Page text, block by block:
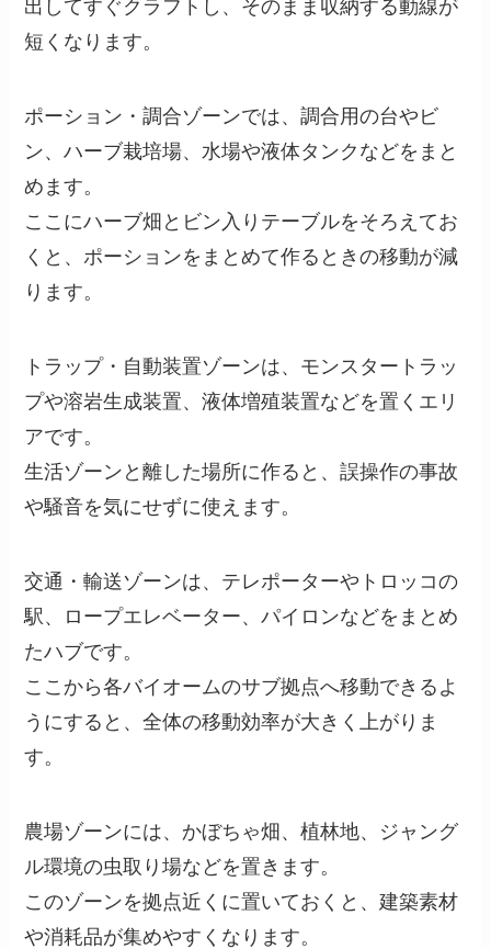
出してすぐクラフトし、そのまま収納する動線が
短くなります。
ポーション・調合ゾーンでは、調合用の台やビ
ン、ハーブ栽培場、水場や液体タンクなどをまと
めます。
ここにハーブ畑とビン入りテーブルをそろえてお
くと、ポーションをまとめて作るときの移動が減
ります。
トラップ・自動装置ゾーンは、モンスタートラッ
プや溶岩生成装置、液体増殖装置などを置くエリ
アです。
生活ゾーンと離した場所に作ると、誤操作の事故
や騒音を気にせずに使えます。
交通・輸送ゾーンは、テレポーターやトロッコの
駅、ロープエレベーター、パイロンなどをまとめ
たハブです。
ここから各バイオームのサブ拠点へ移動できるよ
うにすると、全体の移動効率が大きく上がりま
す。
農場ゾーンには、かぼちゃ畑、植林地、ジャング
ル環境の虫取り場などを置きます。
このゾーンを拠点近くに置いておくと、建築素材
や消耗品が集めやすくなります。